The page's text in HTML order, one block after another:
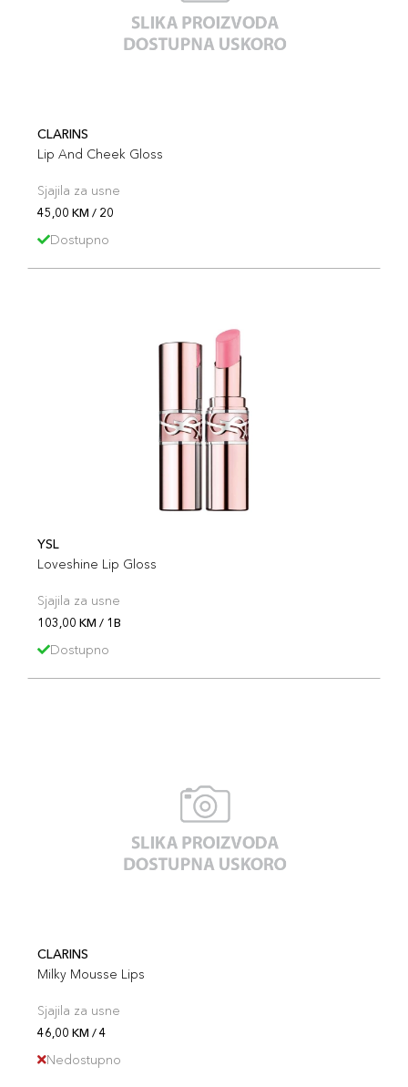
CLARINS
Lip And Cheek Gloss
Sjajila za usne
45,00 KM / 20
Dostupno
YSL
Loveshine Lip Gloss
Sjajila za usne
103,00 KM / 1B
Dostupno
CLARINS
Milky Mousse Lips
Sjajila za usne
46,00 KM / 4
Nedostupno